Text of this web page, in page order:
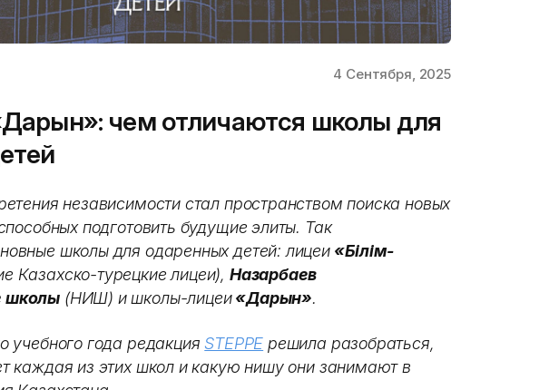
4 Сентября, 2025
чем отличаются школы для
независимости стал пространством поиска новых
подготовить будущие элиты. Так
школы для одаренных детей: лицеи«Білім-
Казахско-турецкие лицеи), Назарбаев
школы (НИШ) и школы-лицеи«Дарын».
учебного года редакция STEPPE решила разобраться,
каждая из этих школ и какую нишу они занимают в